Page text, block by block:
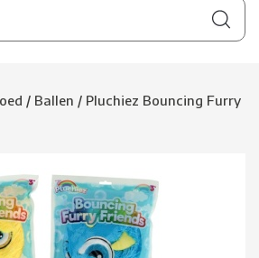
/ Ballen / Pluchiez Bouncing Furry